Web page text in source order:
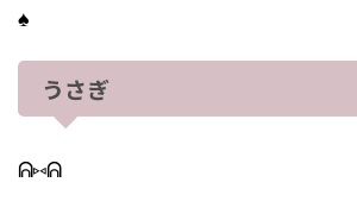
♠
うさぎ
ᕱ⑅ᕱ